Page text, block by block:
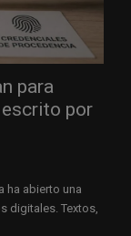
para
por
ha abierto una
digitales. Textos,